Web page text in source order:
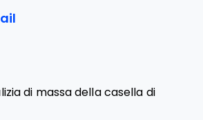
di massa della casella di